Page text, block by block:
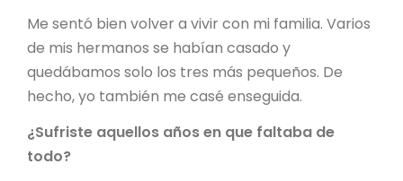
Me sentó bien volver a vivir con mi familia. Varios
de mis hermanos se habían casado y
quedábamos solo los tres más pequeños. De
hecho, yo también me casé enseguida.
¿Sufriste aquellos años en que faltaba de
todo?